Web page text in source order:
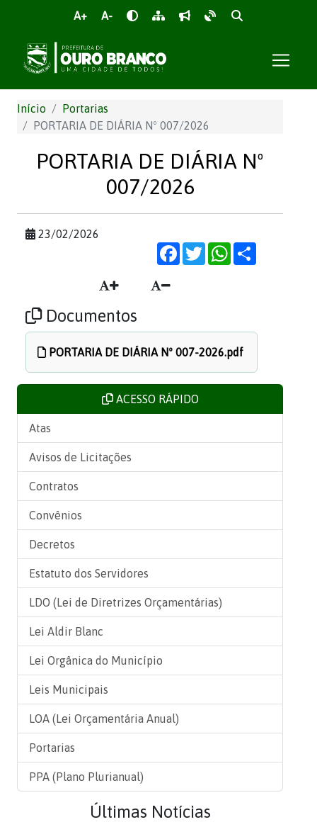
A+ A-
Início
Portarias
PORTARIA DE DIÁRIA Nº 007/2026
PORTARIA DE DIÁRIA Nº
007/2026
23/02/2026
Facebook
TwitterWhatsApp
Documentos
PORTARIA DE DIÁRIA Nº 007-2026.pdf
ACESSO RÁPIDO
Atas
Avisos de Licitações
Contratos
Convênios
Decretos
Estatuto dos Servidores
LDO (Lei de Diretrizes Orçamentárias)
Lei Aldir Blanc
Lei Orgânica do Município
Leis Municipais
LOA (Lei Orçamentária Anual)
Portarias
PPA (Plano Plurianual)
Últimas Notícias